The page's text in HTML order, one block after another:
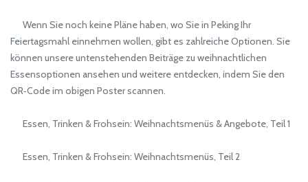
Wenn Sie noch keine Pläne haben, wo Sie in Peking Ihr
Feiertagsmahl einnehmen wollen, gibt es zahlreiche Optionen. Sie
können unsere untenstehenden Beiträge zu weihnachtlichen
Essensoptionen ansehen und weitere entdecken, indem Sie den
QR‑Code im obigen Poster scannen.
Essen, Trinken & Frohsein: Weihnachtsmenüs & Angebote, Teil 1
Essen, Trinken & Frohsein: Weihnachtsmenüs, Teil 2